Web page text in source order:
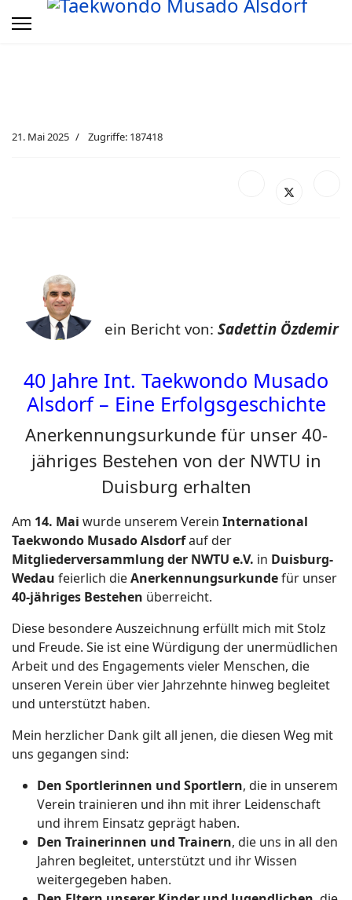
21. Mai 2025 Zugriffe: 187418
ein Bericht von: Sadettin Özdemir
40 Jahre Int. Taekwondo Musado
Alsdorf – Eine Erfolgsgeschichte
Anerkennungsurkunde für unser 40-
jähriges Bestehen von der NWTU in
Duisburg erhalten
Am 14. Mai wurde unserem Verein International
Taekwondo Musado Alsdorfauf der
Mitgliederversammlung der NWTU e.V. in Duisburg-
Wedau feierlich dieAnerkennungsurkundefür unser
40-jähriges Bestehen überreicht.
Diese besondere Auszeichnung erfüllt mich mit Stolz
und Freude. Sie ist eine Würdigung der unermüdlichen
Arbeit und des Engagements vieler Menschen, die
unseren Verein über vier Jahrzehnte hinweg begleitet
und unterstützt haben.
Mein herzlicher Dank gilt all jenen, die diesen Weg mit
uns gegangen sind:
Den Sportlerinnen und Sportlern, die in unserem
Verein trainieren und ihn mit ihrer Leidenschaft
und ihrem Einsatz geprägt haben.
Den Trainerinnen und Trainern, die uns in all den
Jahren begleitet, unterstützt und ihr Wissen
weitergegeben haben.